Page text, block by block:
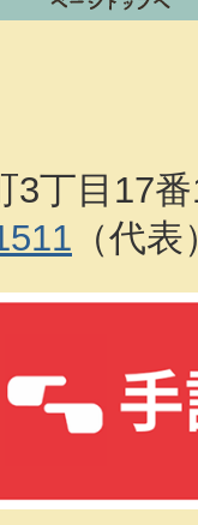
3丁目17
（代表